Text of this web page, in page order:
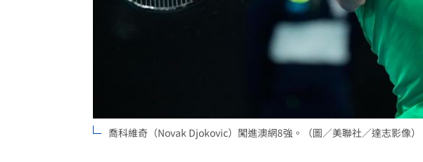
知名韓貨品牌爆解散 合夥人鬧翻遭控侵占 08:58
BLACKPINK十週年惹怒粉絲 Jisoo急道歉了 08:54
LIVE三立+24小時直播 15:27
喬科維奇（Novak Djokovic）闖進澳網8強。（圖／美聯社／達志影像）